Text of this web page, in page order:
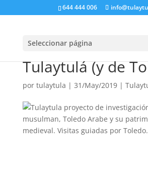
644 444 006
Seleccionar página
Ramadán
los sabores
Tulaytulá (y de
por tulaytula | 31/May/2019|